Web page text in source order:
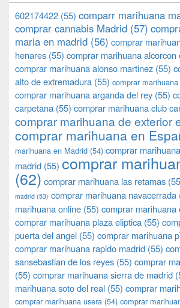
602174422 (55) comparr marihuana
comprar cannabis Madrid (57)
maria en madrid (56) comprar
henares (55) comprar marihuana alcorcon
comprar marihuana alonso martinez (55)
alto de extremadura (55) comprar
comprar marihuana arganda del rey (55)
carpetana (55) comprar marihuana club
comprar marihuana de exterior
comprar marihuana en
marihuana en Madrid (54) comprar
madrid (55) comprar
(62) comprar marihuana las retamas
madrid (53) comprar marihuana navacerrada
marihuana online (55) comprar marihuana
comprar marihuana plaza eliptica (55)
puerta del angel (55) comprar marihuana
comprar marihuana rapido madrid (55)
sansebastian de los reyes (55) comprar
(55) comprar marihuana sierra de madrid
marihuana soto del real (55) comprar
comprar marihuana usera (54) comprar